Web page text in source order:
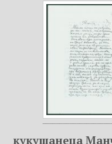
кукушанеца